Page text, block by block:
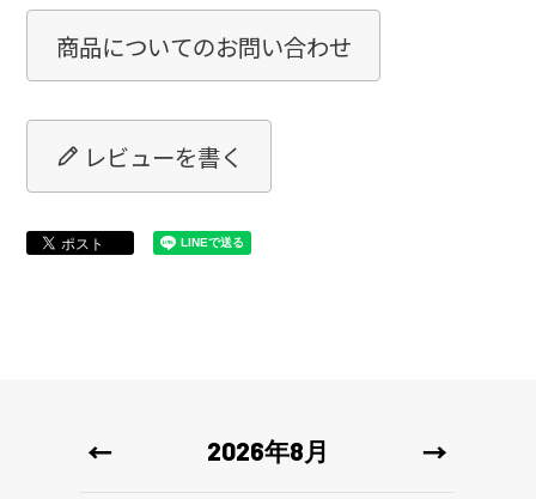
商品についてのお問い合わせ
レビューを書く
2026年8月